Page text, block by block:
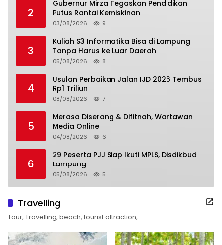
2
Gubernur Mirza Tegaskan Pendidikan
Putus Rantai Kemiskinan
03/08/2026 9
3
Kuliah S3 Informatika Bisa di Lampung
Tanpa Harus ke Luar Daerah
05/08/2026 8
4
Usulan Perbaikan Jalan IJD 2026 Tembus
Rp1 Triliun
08/08/2026 7
5
Merasa Diserang & Difitnah, Wartawan
Media Online
04/08/2026 6
6
29 Peserta PJJ Siap Ikuti MPLS, Disdikbud
Lampung
05/08/2026 5
Travelling
Tour, Travelling, beach, tourist attraction,